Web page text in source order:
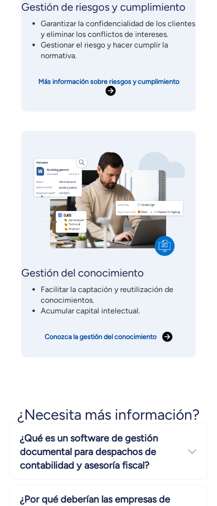
Gestión de riesgos y cumplimiento
Garantizar la confidencialidad de los clientes
y eliminar los conflictos de intereses.
Gestionar el riesgo y hacer cumplir la
normativa.
Más información sobre riesgos y cumplimiento
Gestión del conocimiento
Facilitar la captación y reutilización de
conocimientos.
Acumular capital intelectual.
Conozca la gestión del conocimiento
¿Necesita más información?
¿Qué es un software de gestión
documental para despachos de
contabilidad y asesoría fiscal?
¿Por qué deberían las empresas de